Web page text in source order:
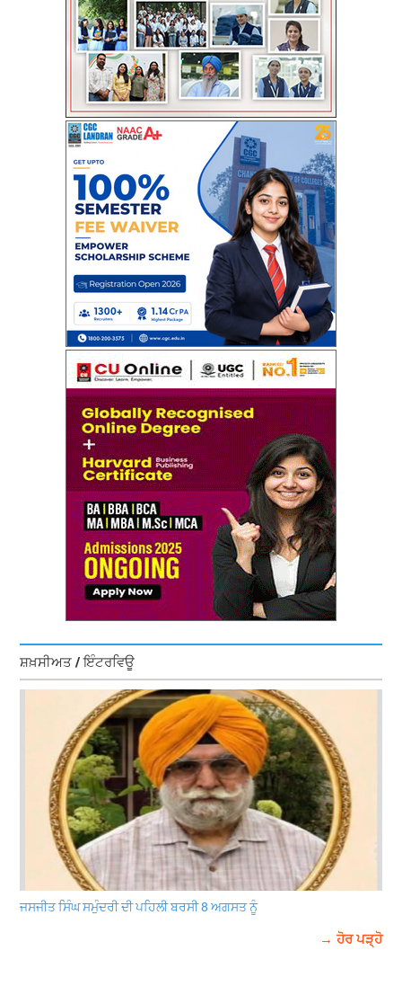
ਸ਼ਖ਼ਸੀਅਤ / ਇੰਟਰਵਿਊ
ਜਸਜੀਤ ਸਿੰਘ ਸਮੁੰਦਰੀ ਦੀ ਪਹਿਲੀ ਬਰਸੀ 8 ਅਗਸਤ ਨੂੰ
→ ਹੋਰ ਪੜ੍ਹੋ